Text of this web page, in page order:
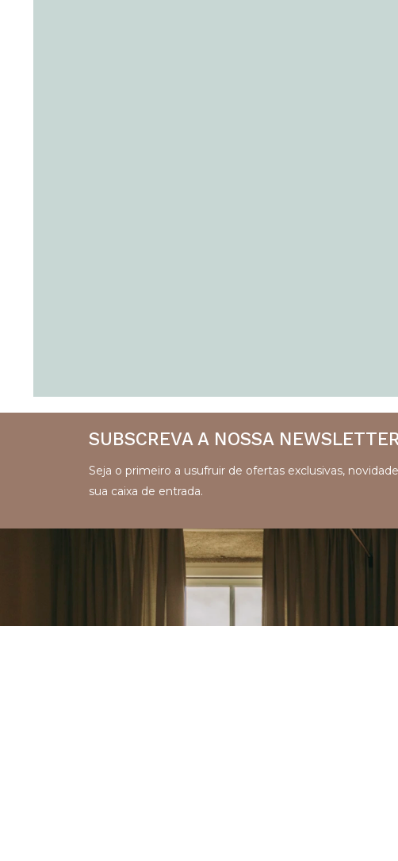
SUBSCREVA A NOSSA NEWSLETTER
Seja o primeiro a usufruir de ofertas exclusivas,
sua caixa de entrada.